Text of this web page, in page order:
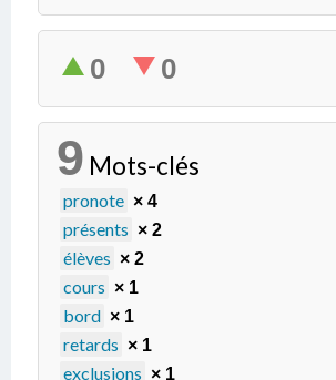
0 0
9 Mots-clés
pronote × 4
présents × 2
élèves × 2
cours × 1
bord × 1
retards × 1
exclusions × 1